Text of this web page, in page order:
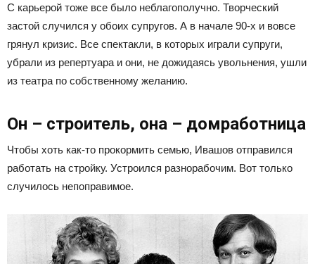
С карьерой тоже все было неблагополучно. Творческий
застой случился у обоих супругов. А в начале 90-х и вовсе
грянул кризис. Все спектакли, в которых играли супруги,
убрали из репертуара и они, не дожидаясь увольнения, ушли
из театра по собственному желанию.
Он – строитель, она – домработница
Чтобы хоть как-то прокормить семью, Ивашов отправился
работать на стройку. Устроился разнорабочим. Вот только
случилось непоправимое.